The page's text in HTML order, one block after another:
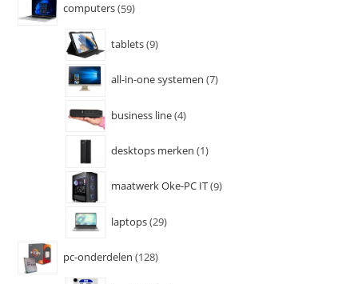
computers 59
tablets 9
all-in-one systemen 7
business line 4
desktops merken 1
maatwerk Oke-PC IT 9
laptops 29
pc-onderdelen 128